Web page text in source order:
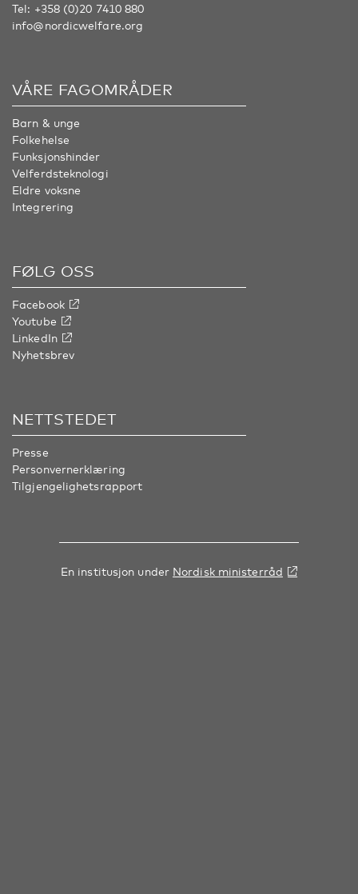
Tel: +358 (0)20 7410 880
info@nordicwelfare.org
VÅRE FAGOMRÅDER
Barn & unge
Folkehelse
Funksjonshinder
Velferdsteknologi
Eldre voksne
Integrering
FØLG OSS
Facebook
Youtube
LinkedIn
Nyhetsbrev
NETTSTEDET
Presse
Personvernerklæring
Tilgjengelighetsrapport
En institusjon under Nordisk ministerråd